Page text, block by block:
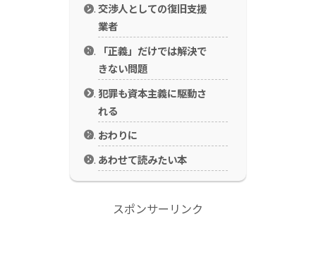
交渉人としての復旧支援
業者
「正義」だけでは解決で
きない問題
犯罪も資本主義に駆動さ
れる
おわりに
あわせて読みたい本
スポンサーリンク